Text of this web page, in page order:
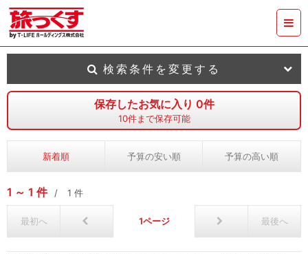
保存したお気に入り 0件
10件まで保存可能
新着順 予算の安い順 予算の高い順
1 1 件 1 件
最初へ 1 最後へ
検索条件を変更する